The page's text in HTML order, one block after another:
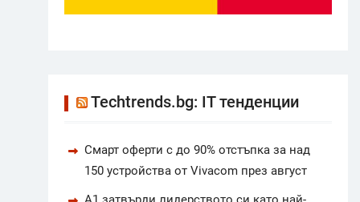
Techtrends.bg: IT тенденции
Смарт оферти с до 90% отстъпка за над
150 устройства от Vivacom през август